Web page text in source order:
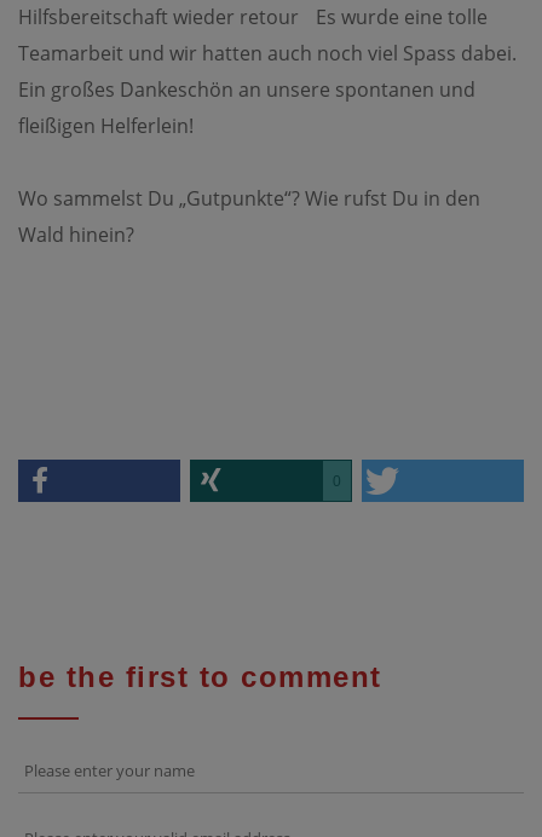
Hilfsbereitschaft wieder retour Es wurde eine tolle
Teamarbeit und wir hatten auch noch viel Spass dabei.
Ein großes Dankeschön an unsere spontanen und
fleißigen Helferlein!
Wo sammelst Du „Gutpunkte“? Wie rufst Du in den
Wald hinein?
0
be the first to comment